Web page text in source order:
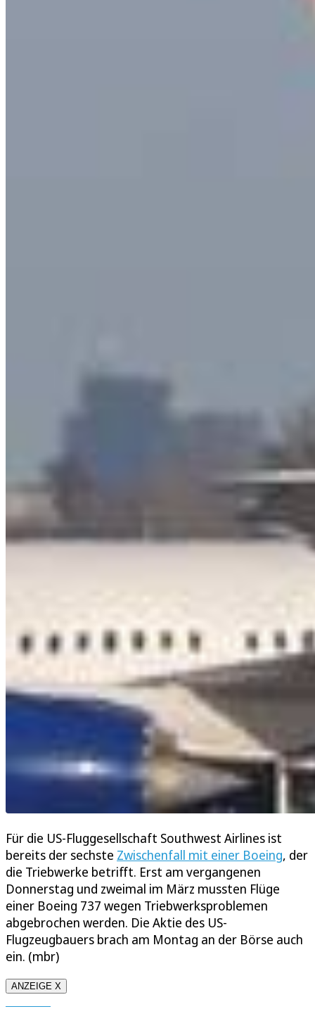
Für die US-Fluggesellschaft Southwest Airlines ist
bereits der sechste Zwischenfall mit einer Boeing, der
die Triebwerke betrifft. Erst am vergangenen
Donnerstag und zweimal im März mussten Flüge
einer Boeing 737 wegen Triebwerksproblemen
abgebrochen werden. Die Aktie des US-
Flugzeugbauers brach am Montag an der Börse auch
ein. (mbr)
ANZEIGE X